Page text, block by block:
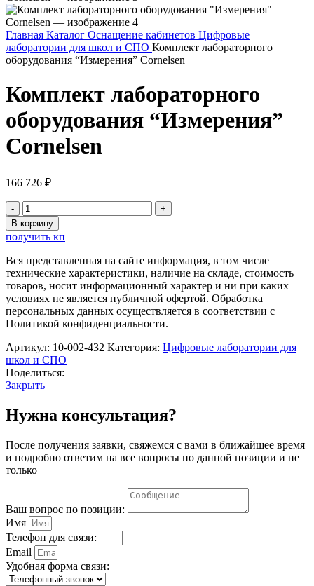
Главная Каталог Оснащение кабинетов Цифровые
лаборатории для школ и СПО Комплект лабораторного
оборудования “Измерения” Cornelsen
Комплект лабораторного
оборудования “Измерения”
Cornelsen
166 726 ₽
Количество
товара
Комплект
лабораторного
оборудования
"Измерения"
Cornelsen
В корзину
получить кп
Вся представленная на сайте информация, в том числе
технические характеристики, наличие на складе, стоимость
товаров, носит информационный характер и ни при каких
условиях не является публичной офертой. Обработка
персональных данных осуществляется в соответствии с
Политикой конфиденциальности.
Артикул: 10-002-432 Категория: Цифровые лаборатории для
школ и СПО
Поделиться:
Закрыть
Нужна консультация?
После получения заявки, свяжемся с вами в ближайшее время
и подробно ответим на все вопросы по данной позиции и не
только
Ваш вопрос по позиции:
Имя
Телефон для связи:
Email
Удобная форма связи: